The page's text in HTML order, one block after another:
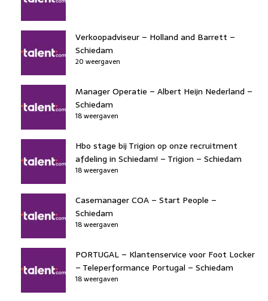
Verkoopadviseur – Holland and Barrett –
Schiedam
20 weergaven
Manager Operatie – Albert Heijn Nederland –
Schiedam
18 weergaven
Hbo stage bij Trigion op onze recruitment
afdeling in Schiedam! – Trigion – Schiedam
18 weergaven
Casemanager COA – Start People –
Schiedam
18 weergaven
PORTUGAL – Klantenservice voor Foot Locker
– Teleperformance Portugal – Schiedam
18 weergaven